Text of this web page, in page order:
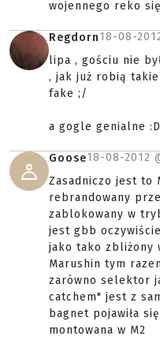
wojennego reko
Regdorn18-08-
lipa , gościu nie
, jak już robią
fake ;/
a gogle genialne :D
Goose18-08-2012
Zasadniczo jest to
rebrandowany
zablokowany w
jest gbb
jako tako zbliżony
Marushin tym
zarówno selektor
catchem" jest z
bagnet pojawiła
montowana w M2